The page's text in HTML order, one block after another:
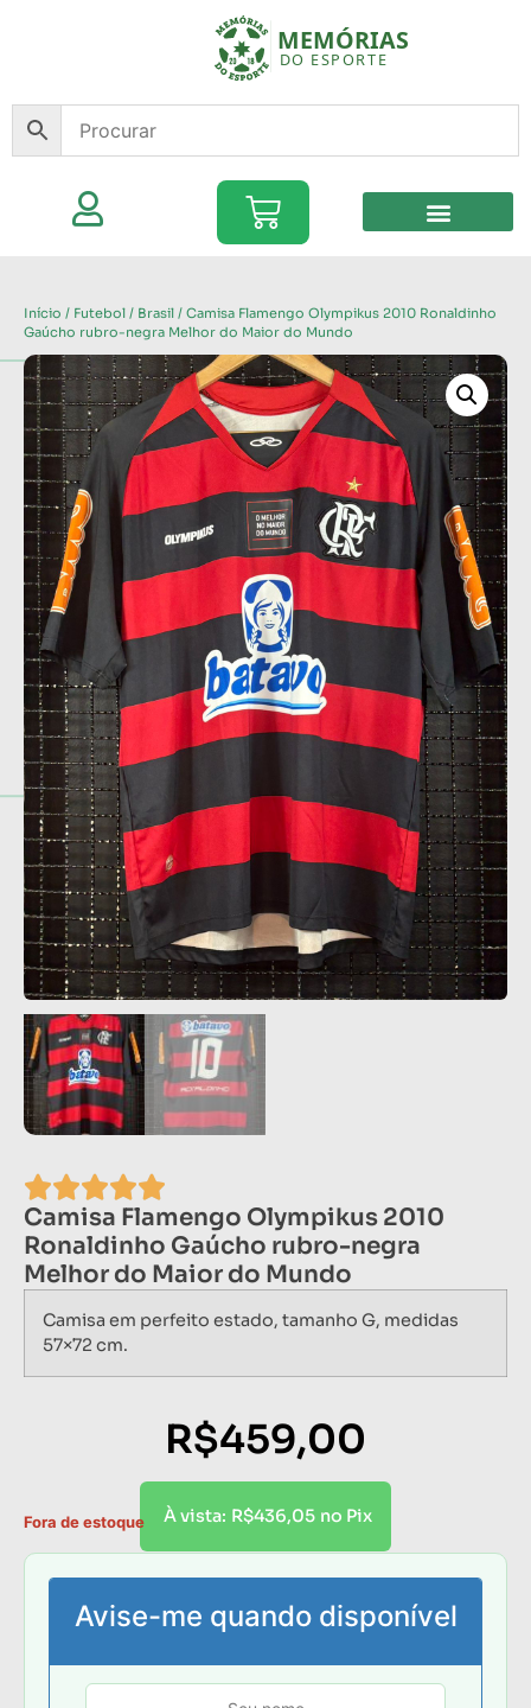
Início / Futebol / Brasil / Camisa Flamengo Olympikus 2010 Ronaldinho
Gaúcho rubro-negra Melhor do Maior do Mundo
Camisa Flamengo Olympikus 2010
Ronaldinho Gaúcho rubro-negra
Melhor do Maior do Mundo
Camisa em perfeito estado, tamanho G, medidas
57×72 cm.
R$459,00
À vista: R$436,05 no Pix
Fora de estoque
Avise-me quando disponível